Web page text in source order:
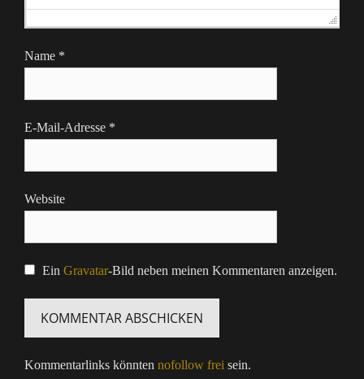
Name *
E-Mail-Adresse *
Website
Ein Gravatar-Bild neben meinen Kommentaren anzeigen.
Kommentarlinks könnten nofollow frei sein.